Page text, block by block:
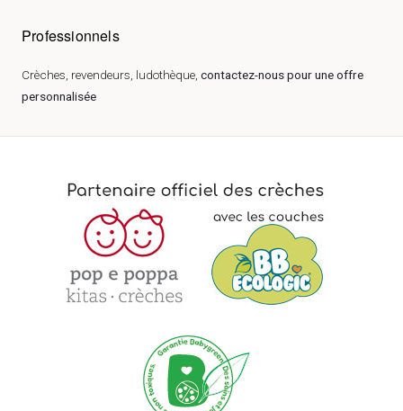
Professionnels
Crèches, revendeurs, ludothèque, contactez-nous pour une offre
personnalisée